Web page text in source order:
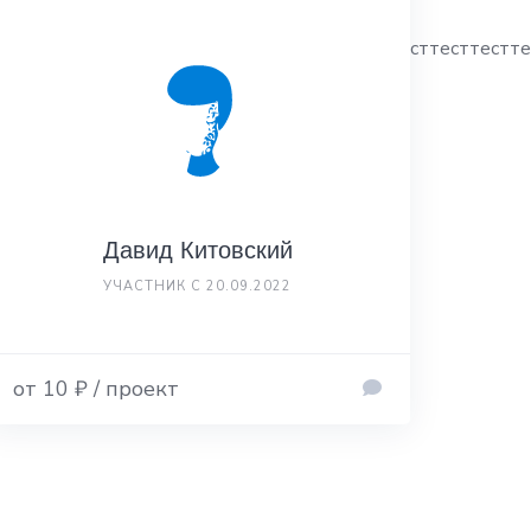
Давид Китовский
УЧАСТНИК С 20.09.2022
от 10 ₽ / проект